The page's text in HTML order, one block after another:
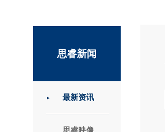
思睿新闻
最新资讯